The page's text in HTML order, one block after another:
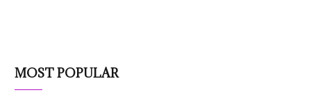
MOST POPULAR